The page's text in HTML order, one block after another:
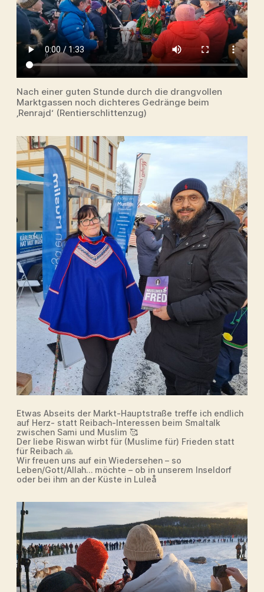
Nach einer guten Stunde durch die drangvollen
Marktgassen noch dichteres Gedränge beim
‚Renrajd‘ (Rentierschlittenzug)
Etwas Abseits der Markt-Hauptstraße treffe ich endlich
auf Herz- statt Reibach-Interessen beim Smaltalk
zwischen Sami und Muslim 🥰
Der liebe Riswan wirbt für (Muslime für) Frieden statt
für Reibach 🙏
Wir freuen uns auf ein Wiedersehen – so
Leben/Gott/Allah… möchte – ob in unserem Inseldorf
oder bei ihm an der Küste in Luleå